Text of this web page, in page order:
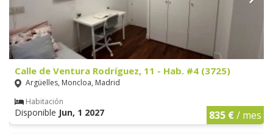
Calle de Ventura Rodríguez, 11 - Hab. #4 (3725)
Argüelles, Moncloa, Madrid
Habitación
Disponible Jun, 1 2027 835 €/ mes